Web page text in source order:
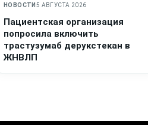
НОВОСТИ 5 АВГУСТА 2026
Пациентская организация
попросила включить
трастузумаб дерукстекан в
ЖНВЛП